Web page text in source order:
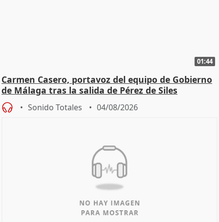
01:44
Carmen Casero, portavoz del equipo de Gobierno
de Málaga tras la salida de Pérez de Siles
Sonido Totales 04/08/2026